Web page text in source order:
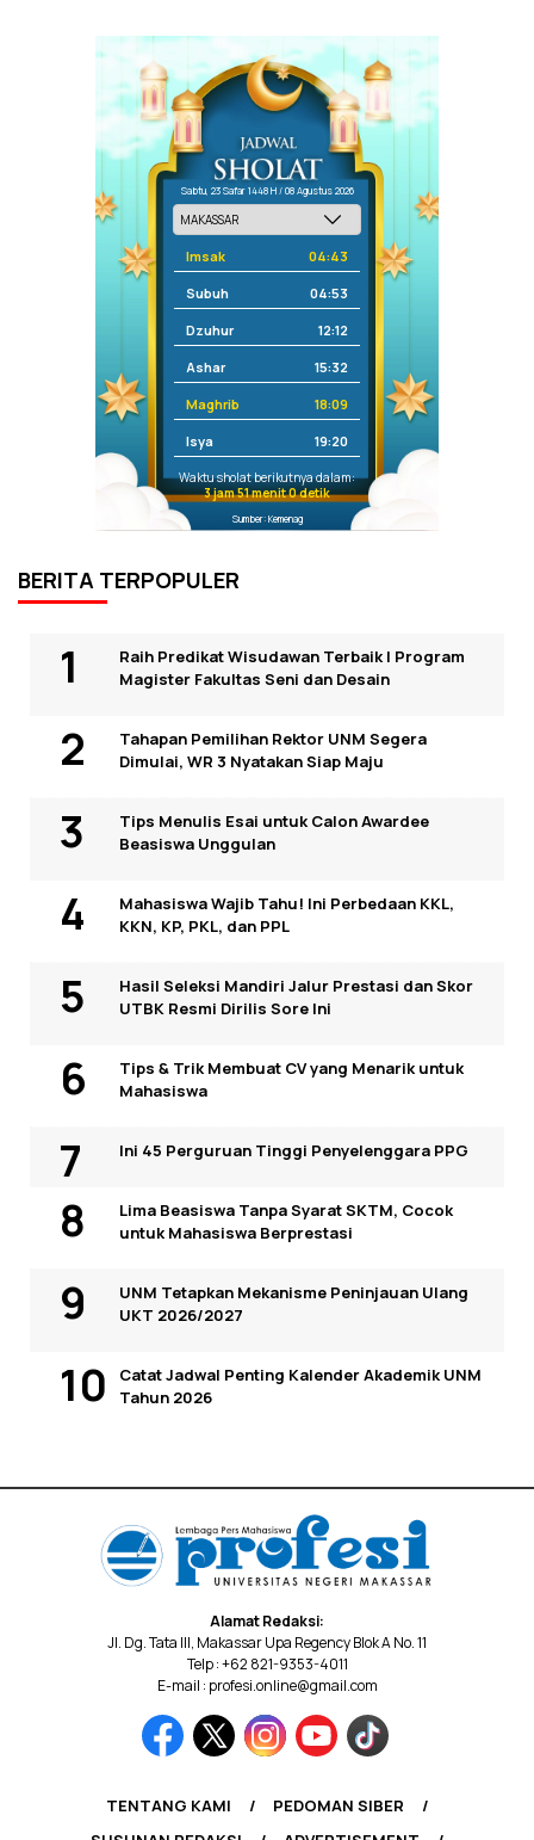
Sabtu, 23 Safar 1448 H / 08 Agustus 2026
Imsak 04:43
Subuh 04:53
Dzuhur 12:12
Ashar 15:32
Maghrib 18:09
Isya 19:20
Waktu sholat berikutnya dalam:
3 jam 51 menit 0 detik
Sumber: Kemenag
BERITA TERPOPULER
Raih Predikat Wisudawan Terbaik I Program
Magister Fakultas Seni dan Desain
Tahapan Pemilihan Rektor UNM Segera
Dimulai, WR 3 Nyatakan Siap Maju
Tips Menulis Esai untuk Calon Awardee
Beasiswa Unggulan
Mahasiswa Wajib Tahu! Ini Perbedaan KKL,
KKN, KP, PKL, dan PPL
Hasil Seleksi Mandiri Jalur Prestasi dan Skor
UTBK Resmi Dirilis Sore Ini
Tips & Trik Membuat CV yang Menarik untuk
Mahasiswa
Ini 45 Perguruan Tinggi Penyelenggara PPG
Lima Beasiswa Tanpa Syarat SKTM, Cocok
untuk Mahasiswa Berprestasi
UNM Tetapkan Mekanisme Peninjauan Ulang
UKT 2026/2027
Catat Jadwal Penting Kalender Akademik UNM
Tahun 2026
Alamat Redaksi:
Jl. Dg. Tata III, Makassar Upa Regency Blok A No. 11
Telp : +62 821-9353-4011
E-mail : profesi.online@gmail.com
TENTANG KAMI
PEDOMAN SIBER